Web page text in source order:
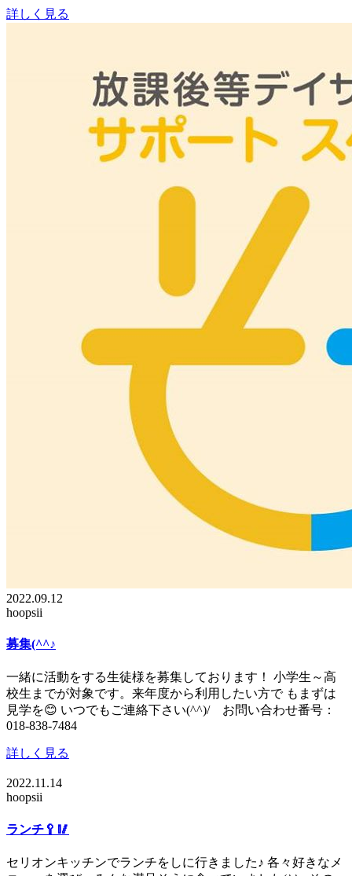
詳しく見る
2022.09.12
hoopsii
募集(^^♪
一緒に活動をする生徒様を募集しております！ 小学生～高
校生までが対象です。来年度から利用したい方で もまずは
見学を😊 いつでもご連絡下さい(^^)/ お問い合わせ番号：
018-838-7484
詳しく見る
2022.11.14
hoopsii
ランチ🥄🥢
セリオンキッチンでランチをしに行きました♪ 各々好きなメ